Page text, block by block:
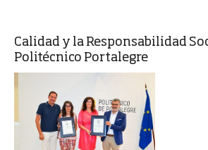
Calidad y la Responsabilidad
Politécnico Portalegre